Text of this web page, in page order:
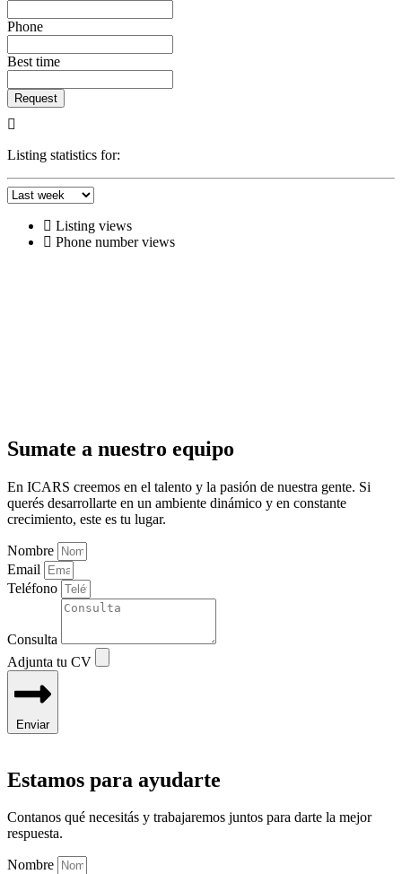
Phone
Best time
Request
Listing statistics for:
Listing views
Phone number views
Sumate a nuestro equipo
En ICARS creemos en el talento y la pasión de nuestra gente. Si
querés desarrollarte en un ambiente dinámico y en constante
crecimiento, este es tu lugar.
Nombre
Email
Teléfono
Consulta
Adjunta tu CV
Enviar
Estamos para ayudarte
Contanos qué necesitás y trabajaremos juntos para darte la mejor
respuesta.
Nombre